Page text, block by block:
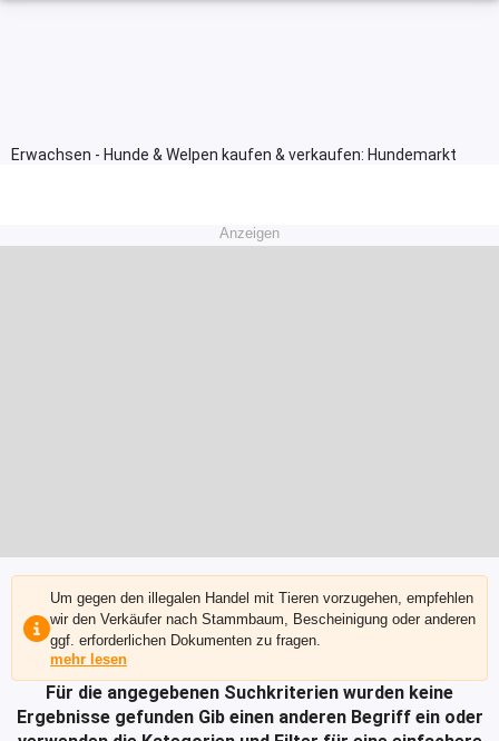
Erwachsen - Hunde & Welpen kaufen & verkaufen: Hundemarkt
Anzeigen
Um gegen den illegalen Handel mit Tieren vorzugehen, empfehlen
wir den Verkäufer nach Stammbaum, Bescheinigung oder anderen
ggf. erforderlichen Dokumenten zu fragen.
mehr lesen
Für die angegebenen Suchkriterien wurden keine
Ergebnisse gefunden Gib einen anderen Begriff ein oder